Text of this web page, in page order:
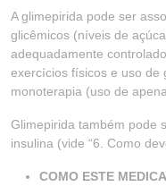
A glimepirida pode ser
glicêmicos (níveis de
adequadamente
exercícios físicos e uso de
monoterapia (uso de
Glimepirida também pode
insulina (vide “6. Como
COMO ESTE